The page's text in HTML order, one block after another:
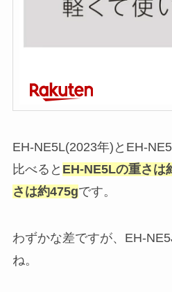
EH-NE5L(2023年)とEH-
比べると EH-NE5Lの重さは
さは約475gです。
わずかな差ですが、EH-
ね。